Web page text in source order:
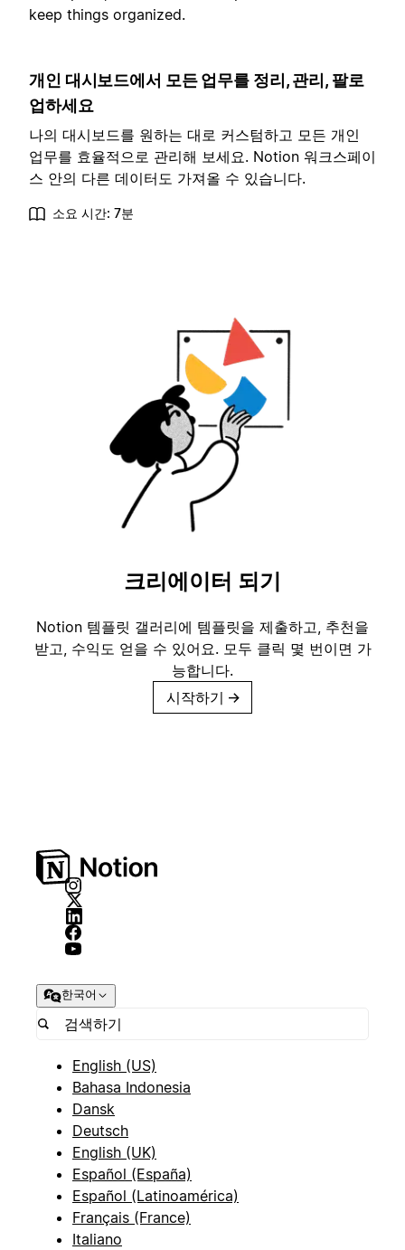
keep things organized.
개인 대시보드에서 모든 업무를 정리, 관리, 팔로
업하세요
나의 대시보드를 원하는 대로 커스텀하고 모든 개인
업무를 효율적으로 관리해 보세요. Notion 워크스페이
스 안의 다른 데이터도 가져올 수 있습니다.
소요 시간: 7분
크리에이터 되기
Notion 템플릿 갤러리에 템플릿을 제출하고, 추천을
받고, 수익도 얻을 수 있어요. 모두 클릭 몇 번이면 가
능합니다.
시작하기 →
한국어
English (US)
Bahasa Indonesia
Dansk
Deutsch
English (UK)
Español (España)
Español (Latinoamérica)
Français (France)
Italiano